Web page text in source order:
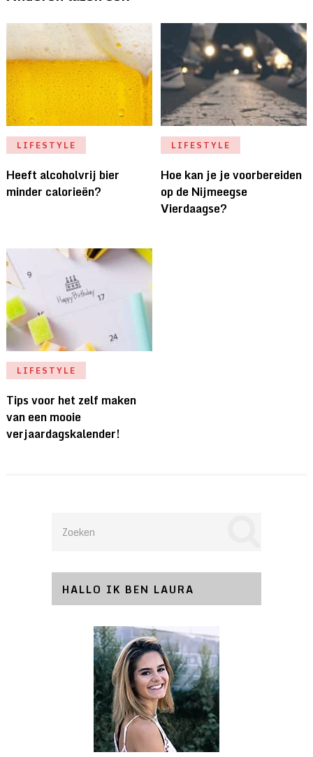
LIFESTYLE
Heeft alcoholvrij bier
minder calorieën?
LIFESTYLE
Hoe kan je je voorbereiden
op de Nijmeegse
Vierdaagse?
LIFESTYLE
Tips voor het zelf maken
van een mooie
verjaardagskalender!
HALLO IK BEN LAURA